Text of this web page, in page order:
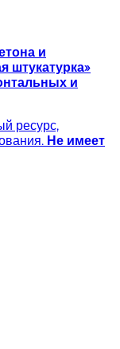
и
штукатурка»
и
ресурс,
Не имеет